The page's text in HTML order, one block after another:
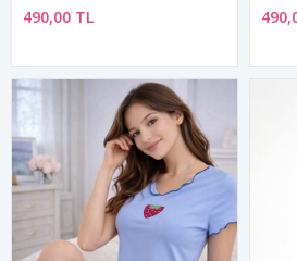
490,00 TL